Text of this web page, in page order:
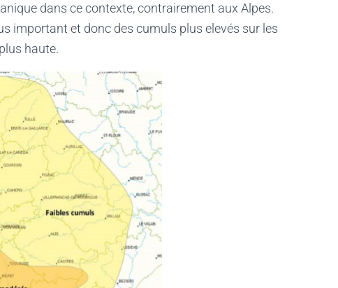
dans ce contexte, contrairement aux Alpes.
important et donc des cumuls plus elevés sur les
haute.